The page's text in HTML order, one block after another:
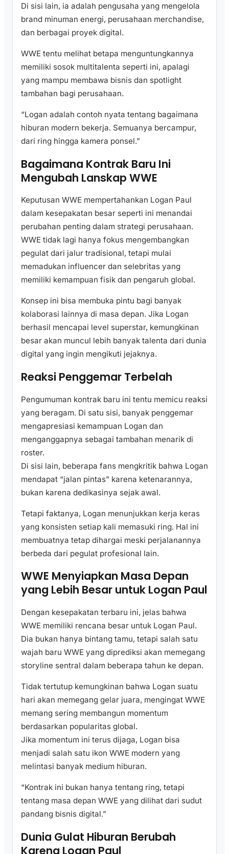
Di sisi lain, ia adalah pengusaha yang mengelola
brand minuman energi, perusahaan merchandise,
dan berbagai proyek digital.
WWE tentu melihat betapa menguntungkannya
memiliki sosok multitalenta seperti ini, apalagi
yang mampu membawa bisnis dan spotlight
tambahan bagi perusahaan.
“Logan adalah contoh nyata tentang bagaimana
hiburan modern bekerja. Semuanya bercampur,
dari ring hingga kamera ponsel.”
Bagaimana Kontrak Baru Ini
Mengubah Lanskap WWE
Keputusan WWE mempertahankan Logan Paul
dalam kesepakatan besar seperti ini menandai
perubahan penting dalam strategi perusahaan.
WWE tidak lagi hanya fokus mengembangkan
pegulat dari jalur tradisional, tetapi mulai
memadukan influencer dan selebritas yang
memiliki kemampuan fisik dan pengaruh global.
Konsep ini bisa membuka pintu bagi banyak
kolaborasi lainnya di masa depan. Jika Logan
berhasil mencapai level superstar, kemungkinan
besar akan muncul lebih banyak talenta dari dunia
digital yang ingin mengikuti jejaknya.
Reaksi Penggemar Terbelah
Pengumuman kontrak baru ini tentu memicu reaksi
yang beragam. Di satu sisi, banyak penggemar
mengapresiasi kemampuan Logan dan
menganggapnya sebagai tambahan menarik di
roster.
Di sisi lain, beberapa fans mengkritik bahwa Logan
mendapat “jalan pintas” karena ketenarannya,
bukan karena dedikasinya sejak awal.
Tetapi faktanya, Logan menunjukkan kerja keras
yang konsisten setiap kali memasuki ring. Hal ini
membuatnya tetap dihargai meski perjalanannya
berbeda dari pegulat profesional lain.
WWE Menyiapkan Masa Depan
yang Lebih Besar untuk Logan Paul
Dengan kesepakatan terbaru ini, jelas bahwa
WWE memiliki rencana besar untuk Logan Paul.
Dia bukan hanya bintang tamu, tetapi salah satu
wajah baru WWE yang diprediksi akan memegang
storyline sentral dalam beberapa tahun ke depan.
Tidak tertutup kemungkinan bahwa Logan suatu
hari akan memegang gelar juara, mengingat WWE
memang sering membangun momentum
berdasarkan popularitas global.
Jika momentum ini terus dijaga, Logan bisa
menjadi salah satu ikon WWE modern yang
melintasi banyak medium hiburan.
“Kontrak ini bukan hanya tentang ring, tetapi
tentang masa depan WWE yang dilihat dari sudut
pandang bisnis digital.”
Dunia Gulat Hiburan Berubah
Karena Logan Paul